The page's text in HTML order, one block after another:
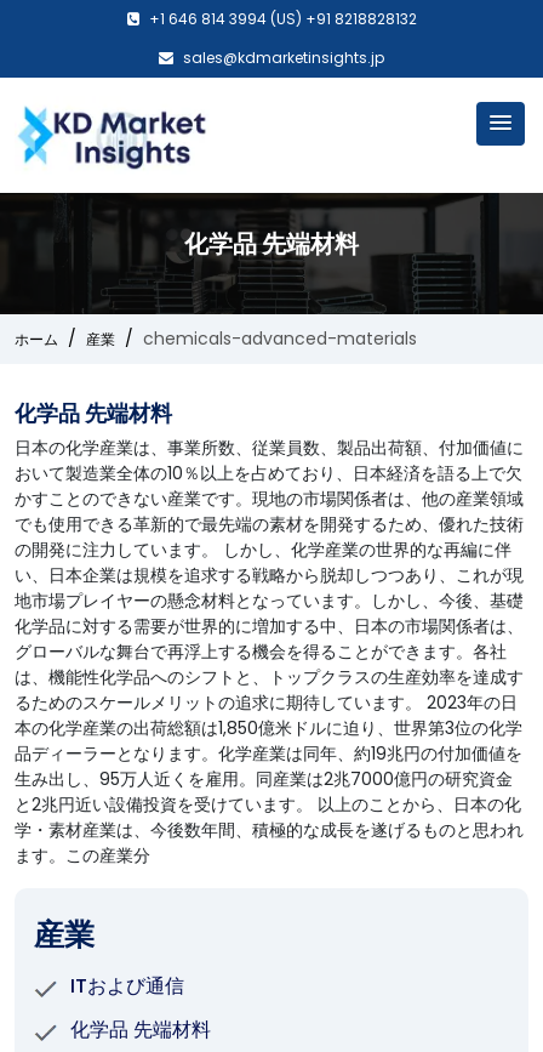
+1 646 814 3994 (US) +91 8218828132
sales@kdmarketinsights.jp
化学品 先端材料
ホーム 産業 chemicals-advanced-materials
化学品 先端材料
日本の化学産業は、事業所数、従業員数、製品出荷額、付加価値に
おいて製造業全体の10％以上を占めており、日本経済を語る上で欠
かすことのできない産業です。現地の市場関係者は、他の産業領域
でも使用できる革新的で最先端の素材を開発するため、優れた技術
の開発に注力しています。 しかし、化学産業の世界的な再編に伴
い、日本企業は規模を追求する戦略から脱却しつつあり、これが現
地市場プレイヤーの懸念材料となっています。しかし、今後、基礎
化学品に対する需要が世界的に増加する中、日本の市場関係者は、
グローバルな舞台で再浮上する機会を得ることができます。各社
は、機能性化学品へのシフトと、トップクラスの生産効率を達成す
るためのスケールメリットの追求に期待しています。 2023年の日
本の化学産業の出荷総額は1,850億米ドルに迫り、世界第3位の化学
品ディーラーとなります。化学産業は同年、約19兆円の付加価値を
生み出し、95万人近くを雇用。同産業は2兆7000億円の研究資金
と2兆円近い設備投資を受けています。 以上のことから、日本の化
学・素材産業は、今後数年間、積極的な成長を遂げるものと思われ
ます。この産業分
産業
ITおよび通信
化学品 先端材料